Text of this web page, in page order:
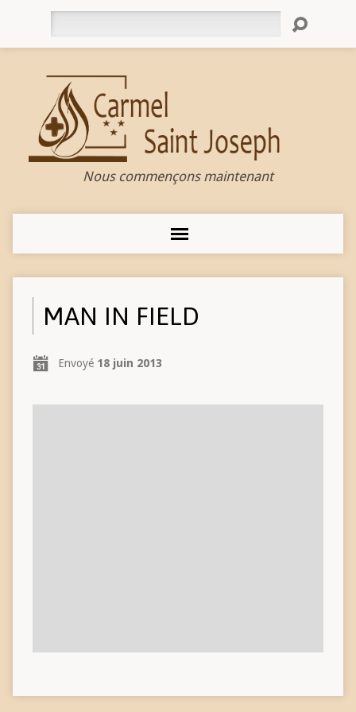
Nous commençons maintenant
MAN IN FIELD
Envoyé 18 juin 2013